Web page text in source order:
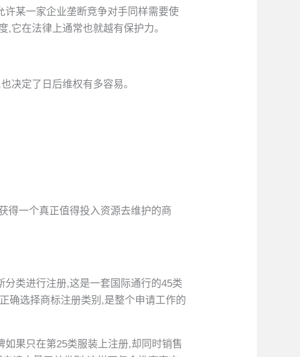
某一家企业垄断竞争对手同样需要使
它在法律上通常也就越有保护力。
决定了日后维权有多容易。
得一个真正值得投入资源去维护的商
类进行注册,这是一套国际通行的45类
确选择商标注册类别,是整个申请工作的
果只在第25类服装上注册,却同时销售